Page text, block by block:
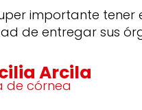
importante
de entregar sus
Arcila
de córnea